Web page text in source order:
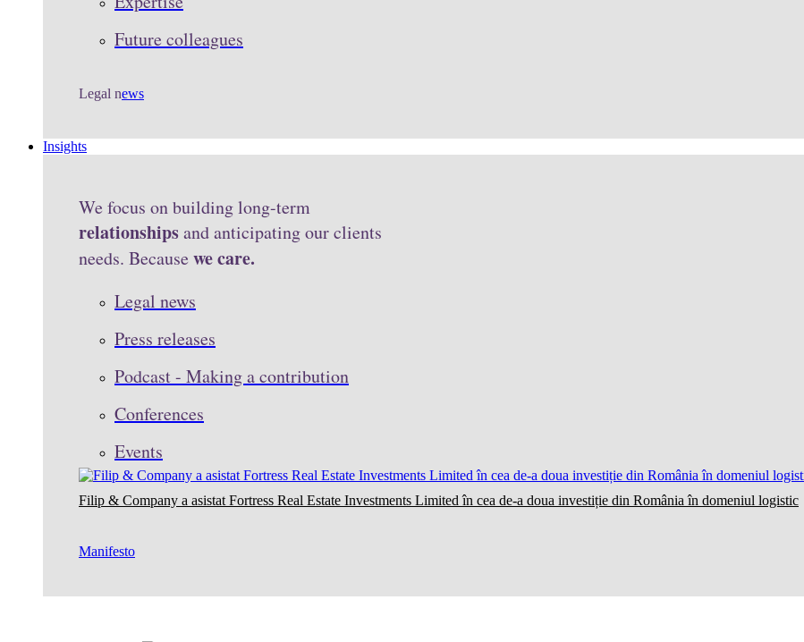
Future colleagues
Legal news
Insights
We focus on building long-term
relationshipsand anticipating our clients
needs. Because we care.
Legal news
Press releases
Podcast - Making a contribution
Conferences
Events
Filip & Company a asistat Fortress Real Estate Investments Limited în cea de-a doua investiție din România în domeniul logistic
Manifesto